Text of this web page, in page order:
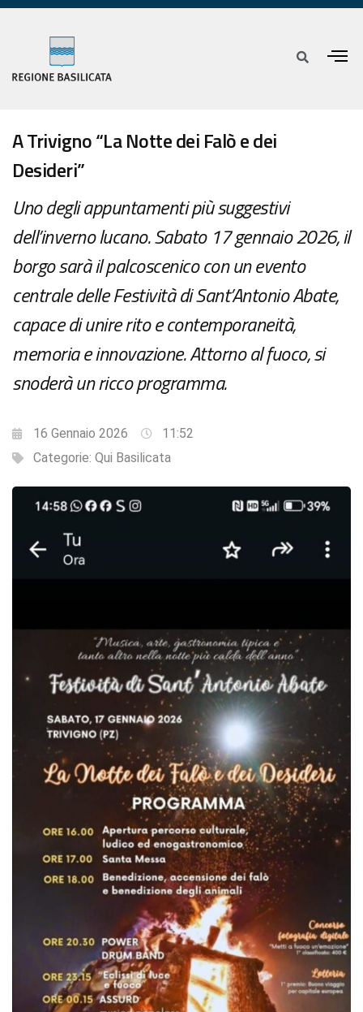
A Trivigno “La Notte dei Falò e dei
Desideri”
Uno degli appuntamenti più suggestivi
dell’inverno lucano. Sabato 17 gennaio 2026, il
borgo sarà il palcoscenico con un evento
centrale delle Festività di Sant’Antonio Abate,
capace di unire rito e contemporaneità,
memoria e innovazione. Attorno al fuoco, si
snoderà un ricco programma.
16 Gennaio 2026
11:52
Categorie: Qui Basilicata